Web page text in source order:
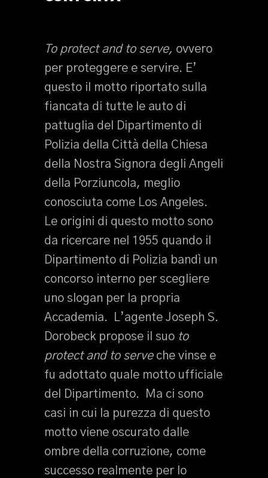
To protect and to serve, ovvero
per proteggere e servire. E’
questo il motto riportato sulla
fiancata di tutte le auto di
pattuglia del Dipartimento di
Polizia della Città della Chiesa
della Nostra Signora degli Angeli
della Porziuncola, meglio
conosciuta come Los Angeles.
Le origini di questo motto sono
da ricercare nel 1955 quando il
Dipartimento di Polizia bandì un
concorso interno per scegliere
uno slogan per la propria
Accademia. L’agente Joseph S.
Dorobeck propose il suo to
protect and to serveche vinse e
fu adottato quale motto ufficiale
del Dipartimento. Ma ci sono
casi in cui la purezza di questo
motto viene oscurato dalle
ombre della corruzione, come
successo realmente per lo